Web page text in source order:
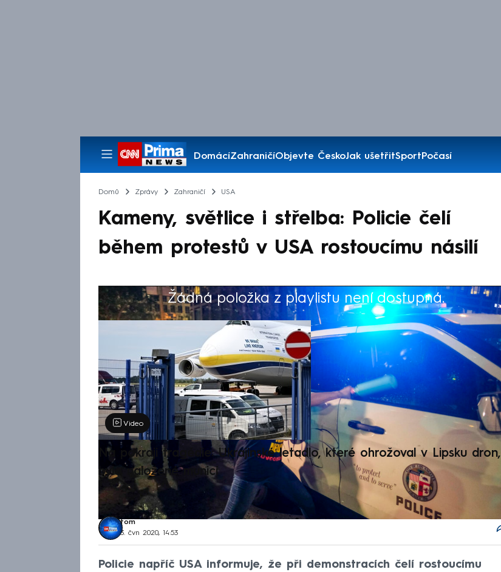
DomácíZahraničíObjevte ČeskoJak ušetřitSportPočasí
Pořady
Domů Zprávy Zahraničí USA
Kameny, světlice i střelba: Policie čelí
během protestů v USA rostoucímu násilí
Žádná položka z playlistu není dostupná.
Výběr redakce
Video
Na pokraji tragédie: Ukrajinské letadlo, které ohrožoval v Lipsku dron,
bylo naložené municí
tom
3. čvn 2020, 14:53
Policie napříč USA informuje, že při demonstracích čelí rostoucímu